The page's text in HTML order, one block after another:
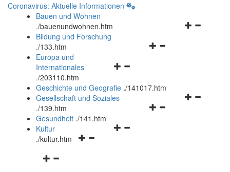
Coronavirus: Aktuelle Informationen
Bauen und Wohnen
./bauenundwohnen.htm
Navigationsmenü
Bildung und Forschung
./133.htm
Navigationsmenü
und
schließen
Europa und
Internationales
./203110.htm
Geschichte und Geografie ./141017.htm
Navigationsmenü
Gesellschaft und Soziales
./139.htm
Navigationsmenü
Gesundheit ./141.htm
Navigationsmenü
Kultur
./kultur.htm
Navigationsmenü